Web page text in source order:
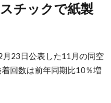
23日公表した11月の同空
回数は前年同期比10％増